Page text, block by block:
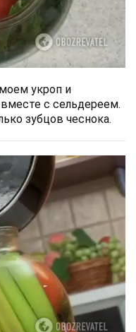
укроп и
с сельдереем.
зубцов чеснока.